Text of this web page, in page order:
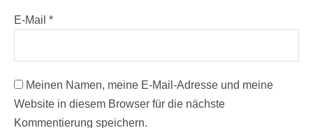
E-Mail *
Meinen Namen, meine E-Mail-Adresse und meine
Website in diesem Browser für die nächste
Kommentierung speichern.